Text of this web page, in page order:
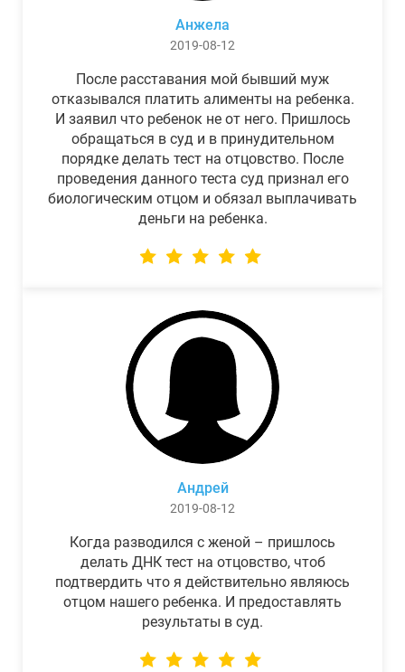
Анжела
2019-08-12
После расставания мой бывший муж
отказывался платить алименты на ребенка.
И заявил что ребенок не от него. Пришлось
обращаться в суд и в принудительном
порядке делать тест на отцовство. После
проведения данного теста суд признал его
биологическим отцом и обязал выплачивать
деньги на ребенка.
Андрей
2019-08-12
Когда разводился с женой – пришлось
делать ДНК тест на отцовство, чтоб
подтвердить что я действительно являюсь
отцом нашего ребенка. И предоставлять
результаты в суд.